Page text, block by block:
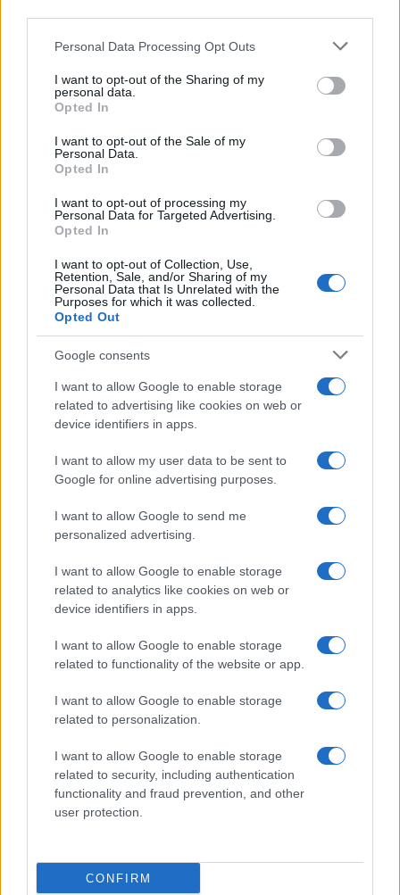
Please note that this website/app uses one or more Google
not limited to your visit or usage behaviour. You may click to
grant or deny consent to Google and its third-party tags to
use your data for below specified purposes in below Google
consent section.
Personal Data Processing Opt Outs
I want to opt-out of the Sharing of my
personal data.
Opted In
I want to opt-out of the Sale of my
Personal Data.
Opted In
I want to opt-out of processing my
Personal Data for Targeted Advertising.
Opted In
I want to opt-out of Collection, Use,
Retention, Sale, and/or Sharing of my
Personal Data that Is Unrelated with the
Purposes for which it was collected.
Opted Out
Google consents
I want to allow Google to enable storage
related to advertising like cookies on web or
device identifiers in apps.
I want to allow my user data to be sent to
Google for online advertising purposes.
I want to allow Google to send me
personalized advertising.
I want to allow Google to enable storage
related to analytics like cookies on web or
device identifiers in apps.
I want to allow Google to enable storage
related to functionality of the website or app.
I want to allow Google to enable storage
related to personalization.
I want to allow Google to enable storage
related to security, including authentication
functionality and fraud prevention, and other
user protection.
CONFIRM
Discipline paralimpiche sulla neve: sport e
ausili spiegati
agli ausili più usati e alle risorse nelle Alpi, con consigli per
scuole, noleggi…
SCI ALPINO PARALIMPICO
Guida allo sci alpino paralimpico: standing,
Una guida chiara e senza tempo alle categorie standing, sitting
e visually impaired nello sci alpino paralimpico, con focus su
mono-sci, comunicazione…
Marco Tessari · 25 Lug 2026